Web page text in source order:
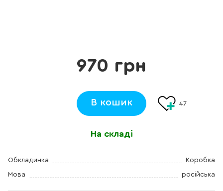
970 грн
В кошик 47
На складі
Обкладинка Коробка
Мова російська